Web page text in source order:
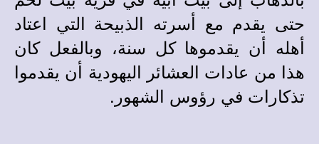
حتى يقدم مع أسرته الذبيحة التي اعتاد
أهله أن يقدموها كل سنة، وبالفعل كان
هذا من عادات العشائر اليهودية أن يقدموا
تذكارات في رؤوس الشهور.